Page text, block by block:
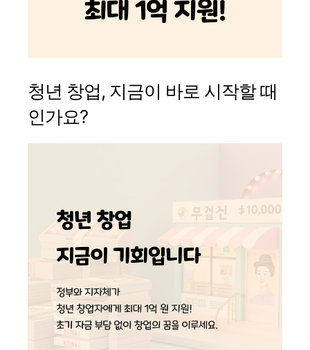
청년 창업, 지금이 바로 시작할 때
인가요?